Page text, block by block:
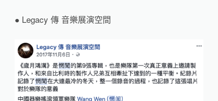
● Legacy 傳 音樂展演空間